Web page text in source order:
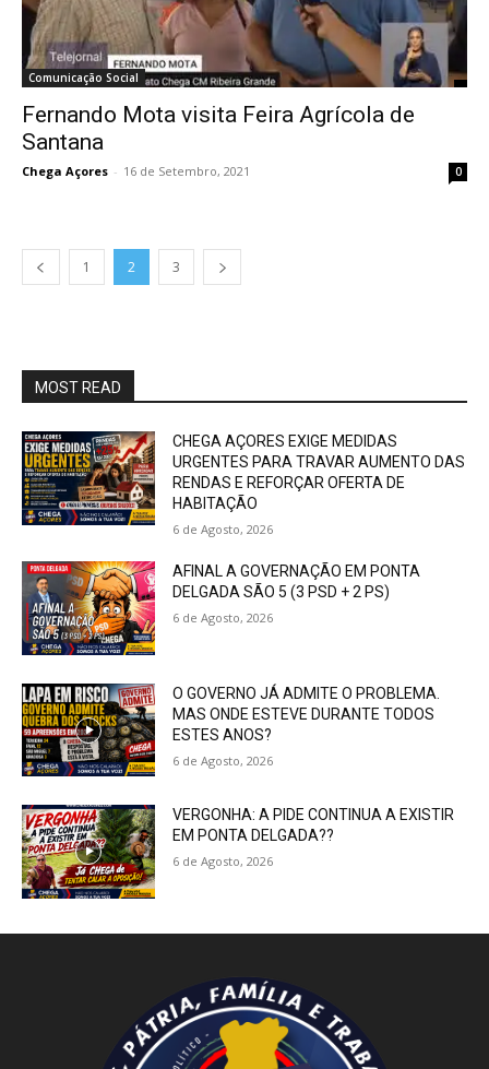
Comunicação Social
Fernando Mota visita Feira Agrícola de
Santana
Chega Açores - 16 de Setembro, 2021 0
1 2 3
MOST READ
CHEGA AÇORES EXIGE MEDIDAS
URGENTES PARA TRAVAR AUMENTO DAS
RENDAS E REFORÇAR OFERTA DE
HABITAÇÃO
6 de Agosto, 2026
AFINAL A GOVERNAÇÃO EM PONTA
DELGADA SÃO 5 (3 PSD + 2 PS)
6 de Agosto, 2026
O GOVERNO JÁ ADMITE O PROBLEMA.
MAS ONDE ESTEVE DURANTE TODOS
ESTES ANOS?
6 de Agosto, 2026
VERGONHA: A PIDE CONTINUA A EXISTIR
EM PONTA DELGADA??
6 de Agosto, 2026